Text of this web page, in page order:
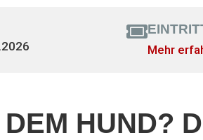
Mehr
HUND?